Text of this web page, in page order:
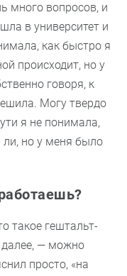
много вопросов, и
в университет и
как быстро я
происходит, но у
говоря, к
Могу твердо
я не понимала,
ли, но у меня было
такое гештальт-
далее, — можно
просто, «на